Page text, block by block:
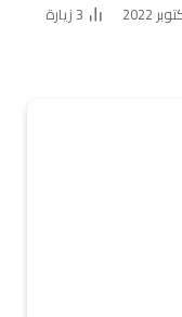
3زيارة